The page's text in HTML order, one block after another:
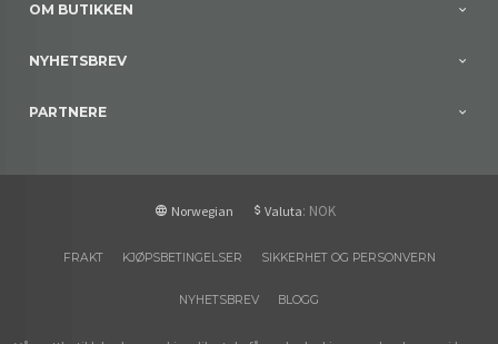
OM BUTIKKEN
NYHETSBREV
PARTNERE
Norwegian Valuta: NOK
FRAKT KJØPSBETINGELSER SIKKERHET OG PERSONVERN
NYHETSBREV BLOGG